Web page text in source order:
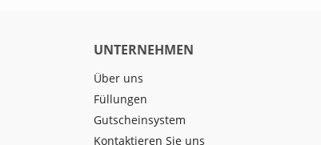
UNTERNEHMEN
Über uns
Füllungen
Gutscheinsystem
Kontaktieren Sie uns